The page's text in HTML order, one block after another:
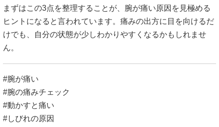
まずはこの3点を整理することが、腕が痛い原因を見極める
ヒントになると言われています。痛みの出方に目を向けるだ
けでも、自分の状態が少しわかりやすくなるかもしれませ
ん。
#腕が痛い
#腕の痛みチェック
#動かすと痛い
#しびれの原因